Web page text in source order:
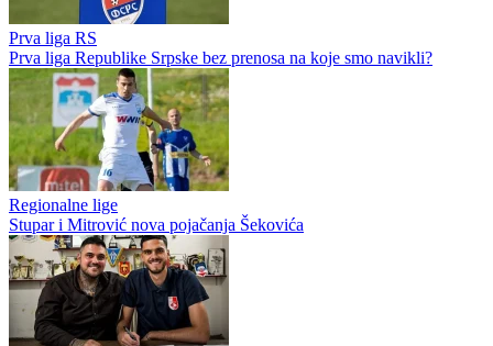
Prva liga RS
Prva liga Republike Srpske bez prenosa na koje smo navikli?
Regionalne lige
Stupar i Mitrović nova pojačanja Šekovića